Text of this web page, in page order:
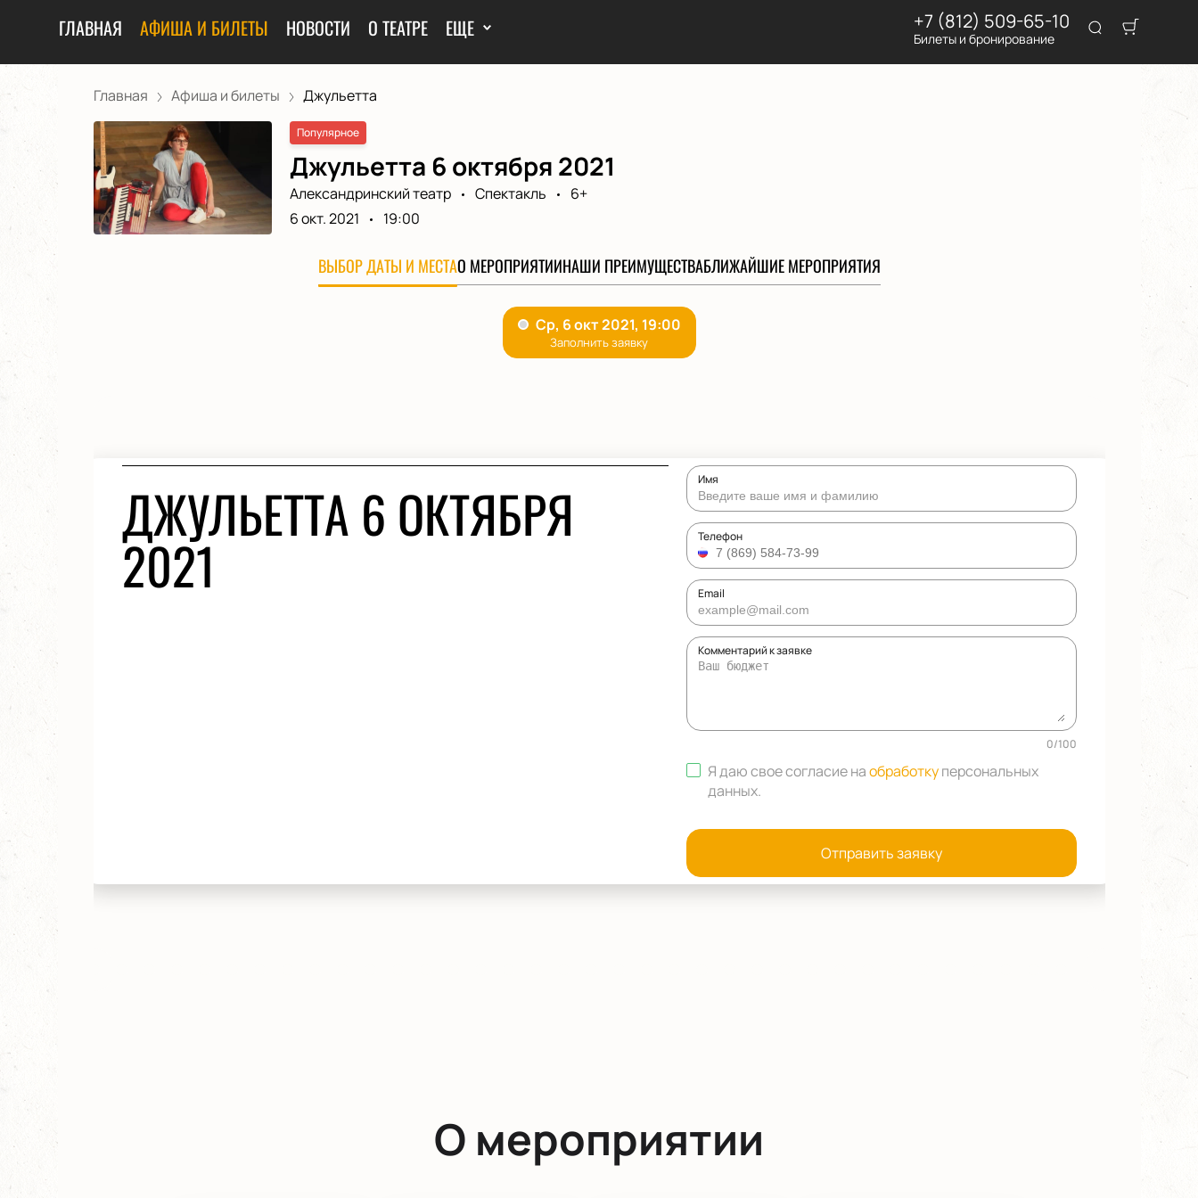
ГЛАВНАЯ АФИША И БИЛЕТЫ НОВОСТИ О ТЕАТРЕ ЕЩЕ +7 (812) 509-65-10
Билеты и бронирование
Главная Афиша и билеты Джульетта
Популярное
Джульетта 6 октября 2021
Александринский театр Спектакль
6+
6 окт. 2021
19:00
ВЫБОР ДАТЫ И МЕСТАО МЕРОПРИЯТИИНАШИ ПРЕИМУЩЕСТВАБЛИЖАЙШИЕ МЕРОПРИЯТИЯ
ДЖУЛЬЕТТА 6 ОКТЯБРЯ
2021
Имя
Телефон
Email
Комментарий к заявке
0/100
Я даю свое согласие наобработкуперсональных
данных.
Отправить заявку
О мероприятии